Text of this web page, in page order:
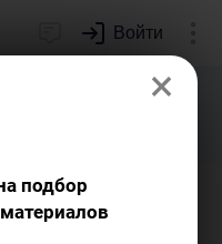
Войти
план
×
подбор